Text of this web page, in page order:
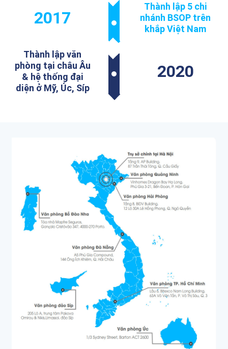
2017
Thành lập 5 chi
nhánh BSOP trên
khắp Việt Nam
Thành lập văn
phòng tại châu Âu
& hệ thống đại
diện ở Mỹ, Úc, Síp
2020